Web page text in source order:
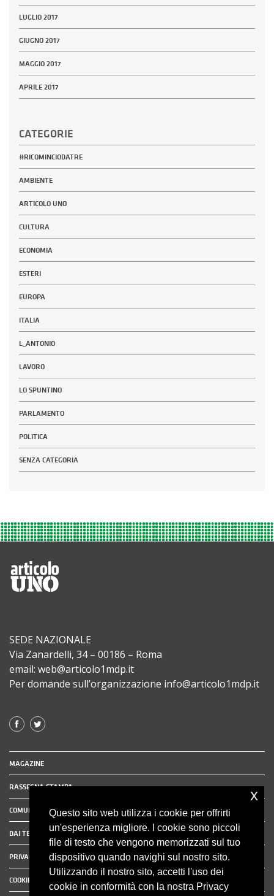
LUGLIO 2017
GIUGNO 2017
MAGGIO 2017
APRILE 2017
CATEGORIE
#RICOMINCIODATRE
AMBIENTE
ARTICOLO UNO
CULTURA
ECONOMIA
ESTERI
EUROPA
ITALIA
L_ANTONIO
LAVORO
LO SPUNTINO
PARLAMENTO
POLITICA
SENZA CATEGORIA
SEDE NAZIONALE
Via Zanardelli, 34 – 00186 – Roma
email: web@articolo1mdp.it
Per domande sull’organizzazione info@articolo1mdp.it
MAGAZINE
RASSEGNA STAMPA
COMUNICATI STAMPA
DAI TERRITORI
PRIVACY POLICY
COOKIE POLICY
Questo sito web utilizza i cookie per offrirti
un'esperienza migliore. I cookie sono piccoli
file di testo che vengono memorizzati sul tuo
dispositivo quando navighi sul nostro sito.
Utilizzando il nostro sito, accetti l'uso dei
cookie in conformità con la nostra Privacy
x